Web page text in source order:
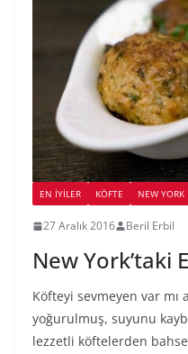
EN İYILER KÖFTE NEW YORK
27 Aralık 2016 Beril Erbil
New York’taki
Köfteyi sevmeyen var mı
yoğurulmuş, suyunu
lezzetli köftelerden